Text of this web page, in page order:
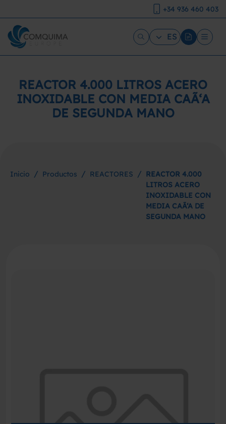
+34 936 460 403
ES
REACTOR 4.000 LITROS ACERO
INOXIDABLE CON MEDIA CAÃ‘A
DE SEGUNDA MANO
Inicio / Productos / REACTORES / REACTOR 4.000
LITROS ACERO
INOXIDABLE CON
MEDIA CAÃ‘A DE
SEGUNDA MANO